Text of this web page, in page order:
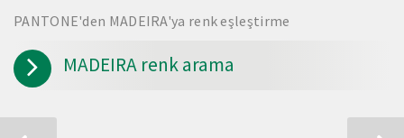
PANTONE'den MADEIRA'ya renk eşleştirme
MADEIRA renk arama